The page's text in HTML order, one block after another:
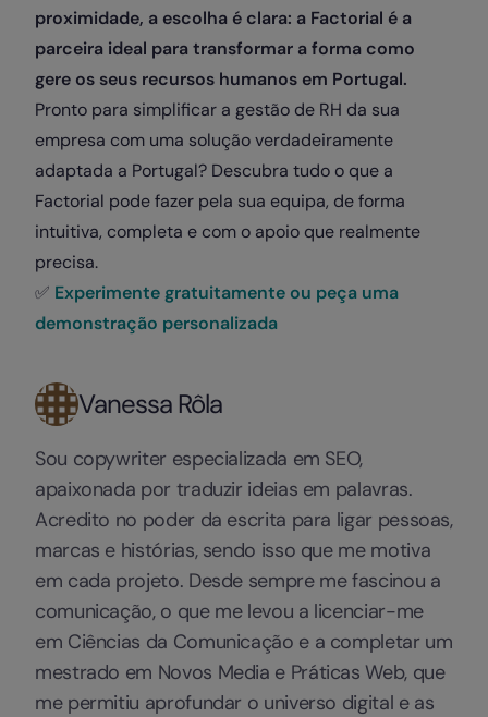
proximidade, a escolha é clara: a Factorial é a
parceira ideal para transformar a forma como
gere os seus recursos humanos em Portugal.
Pronto para simplificar a gestão de RH da sua
empresa com uma solução verdadeiramente
adaptada a Portugal? Descubra tudo o que a
Factorial pode fazer pela sua equipa, de forma
intuitiva, completa e com o apoio que realmente
precisa.
✅ Experimente gratuitamente ou peça uma
demonstração personalizada
Vanessa Rôla
Sou copywriter especializada em SEO,
apaixonada por traduzir ideias em palavras.
Acredito no poder da escrita para ligar pessoas,
marcas e histórias, sendo isso que me motiva
em cada projeto. Desde sempre me fascinou a
comunicação, o que me levou a licenciar-me
em Ciências da Comunicação e a completar um
mestrado em Novos Media e Práticas Web, que
me permitiu aprofundar o universo digital e as